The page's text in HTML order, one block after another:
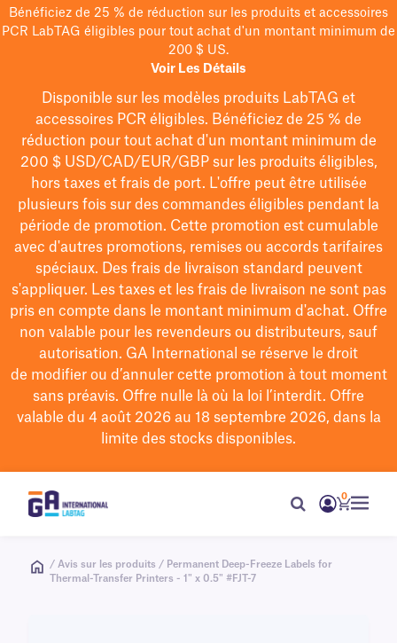
Bénéficiez de 25 % de réduction sur les produits et accessoires
PCR LabTAG éligibles pour tout achat d'un montant minimum de
200 $ US.
Voir Les Détails
Disponible sur les modèles produits LabTAG et
accessoires PCR éligibles. Bénéficiez de 25 % de
réduction pour tout achat d'un montant minimum de
200 $USD/CAD/EUR/GBPsur les produits éligibles,
hors taxes et frais de port. L'offre peut être utilisée
plusieurs fois sur des commandes éligibles pendant la
période de promotion. Cette promotion est cumulable
avec d'autres promotions, remises ou accords tarifaires
spéciaux. Des frais de livraison standard peuvent
s'appliquer. Les taxes et les frais de livraison ne sont pas
pris en compte dans le montant minimum d'achat. Offre
non valable pour les revendeurs ou distributeurs, sauf
autorisation. GA International se réserve le droit
de modifierou d’annuler cette promotion à tout moment
sans préavis. Offre nulle là où la loi l’interdit. Offre
valable du 4 août 2026 au 18 septembre 2026, dans la
limite des stocks disponibles.
0
/ Avis sur les produits / Permanent Deep-Freeze Labels for
Thermal-Transfer Printers - 1" x 0.5" #FJT-7